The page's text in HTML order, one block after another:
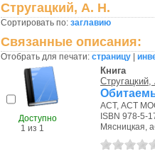
Стругацкий, А. Н.
Сортировать по: заглавию
Связанные описания:
Отобрать для печати: страницу
Доступно
1 из 1
Книга
АСТ, АСТ
ISBN 978-5-
Мясницкая,